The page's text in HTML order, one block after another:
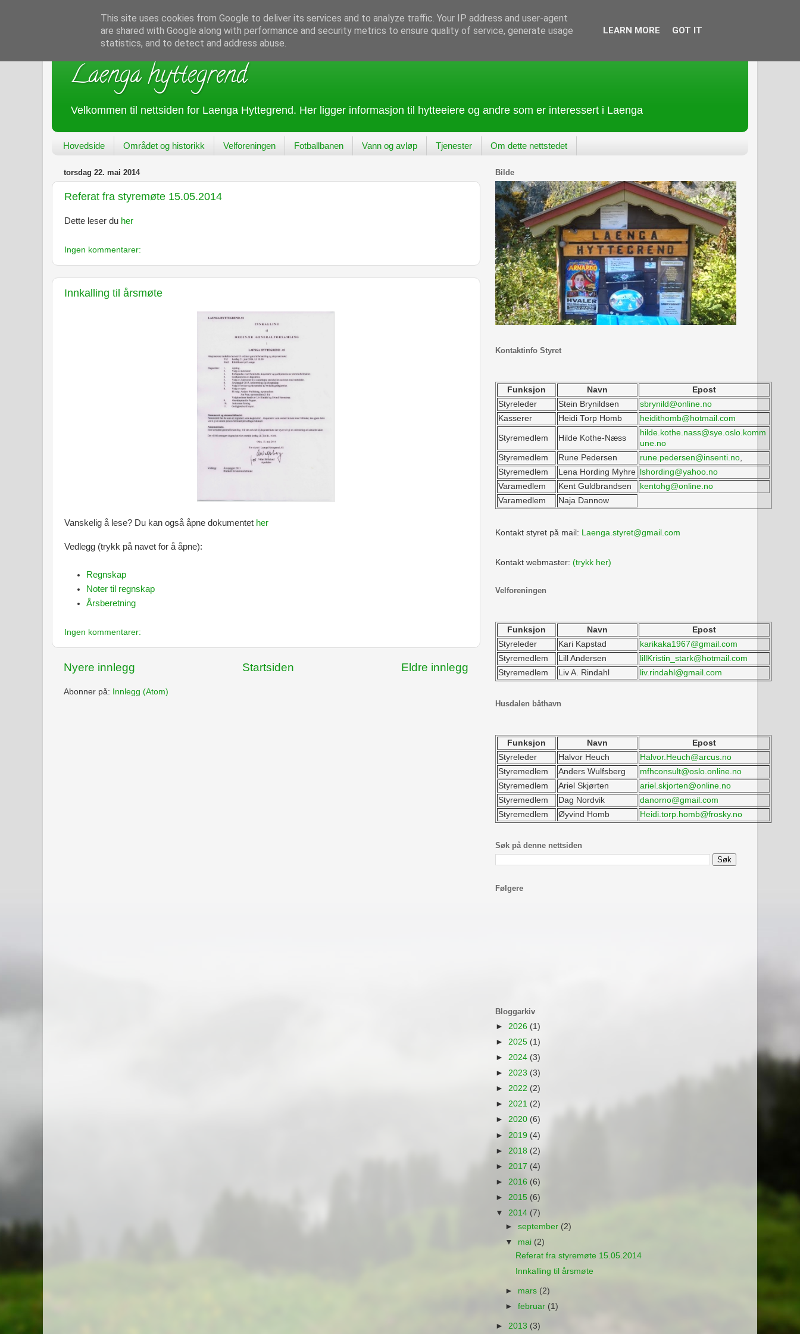
Laenga hyttegrend
Velkommen til nettsiden for Laenga Hyttegrend. Her ligger informasjon til hytteeiere og andre som er interessert i Laenga
Hovedside Området og historikk Velforeningen Fotballbanen Vann og avløp Tjenester Om dette nettstedet
torsdag 22. mai 2014
Referat fra styremøte 15.05.2014
Dette leser du her
Ingen kommentarer:
Innkalling til årsmøte
Vanskelig å lese? Du kan også åpne dokumentet her
Vedlegg (trykk på navet for å åpne):
Regnskap
Noter til regnskap
Årsberetning
Ingen kommentarer:
Nyere innlegg Eldre innlegg
Startsiden
Abonner på: Innlegg (Atom)
Bilde
Kontaktinfo Styret
Funksjon Navn
Epost
Styreleder
Stein Brynildsen
sbrynild@online.no
Kasserer
Heidi Torp Homb heidithomb@hotmail.com
Styremedlem Hilde Kothe-Næss
hilde.kothe.nass@sye.oslo.komm
une.no
Styremedlem
Rune Pedersen rune.pedersen@insenti.no
Styremedlem
Lena Hording Myhre
lshording@yahoo.no
Varamedlem
Kent Guldbrandsen
kentohg@online.no
Varamedlem
Naja Dannow
Kontakt styret på mail: Laenga.styret@gmail.com
Kontakt webmaster: (trykk her)
Velforeningen
Funksjon Navn
Epost
Styreleder
Kari Kapstad
karikaka1967@gmail.com
Styremedlem
Lill Andersen
lillKristin_stark@hotmail.com
Styremedlem
Liv A. Rindahl liv.rindahl@gmail.com
Husdalen båthavn
Funksjon Navn
Epost
Styreleder
Halvor Heuch
Halvor.Heuch@arcus.no
Styremedlem
Anders Wulfsberg
mfhconsult@oslo.online.no
Styremedlem
Ariel Skjørten
ariel.skjorten@online.no
Styremedlem
Dag Nordvik
danorno@gmail.com
Styremedlem
Øyvind Homb Heidi.torp.homb@frosky.no
Søk på denne nettsiden
Følgere
Bloggarkiv
► 2026 (1)
► 2025 (1)
► 2024 (3)
► 2023 (3)
► 2022 (2)
► 2021 (2)
► 2020 (6)
► 2019 (4)
► 2018 (2)
► 2017 (4)
► 2016 (6)
► 2015 (6)
▼ 2014 (7)
►september (2)
▼ mai (2)
Referat fra styremøte 15.05.2014
Innkalling til årsmøte
► mars (2)
►februar (1)
► 2013 (3)
This site uses cookies from Google to deliver its services and to analyze traffic. Your IP address and user-agent
are shared with Google along with performance and security metrics to ensure quality of service, generate usage
statistics, and to detect and address abuse.
LEARN MORE GOT IT